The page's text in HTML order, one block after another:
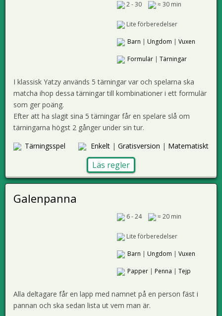
2 - 30 ≈ 30 min
Lite förberedelser
Barn | Ungdom | Vuxen
Formulär| Tärningar
I klassisk Yatzy används 5 tärningar var och spelarna ska
matcha ihop dessa tärningar till kombinationer i ett formulär
som ger poäng.
Efter att ha slagit sina 5 tärningar får en spelare slå om
tärningarna högst 2 gånger under sin tur.
Tärningsspel
Enkelt | Gratisversion | Matematiskt
Läs regler
Galenpanna
6 - 24 ≈ 20 min
Lite förberedelser
Barn | Ungdom | Vuxen
Papper| Penna | Tejp
Alla deltagare får en lapp med namnet på en person fäst i
pannan och ska sedan lista ut vem man är.